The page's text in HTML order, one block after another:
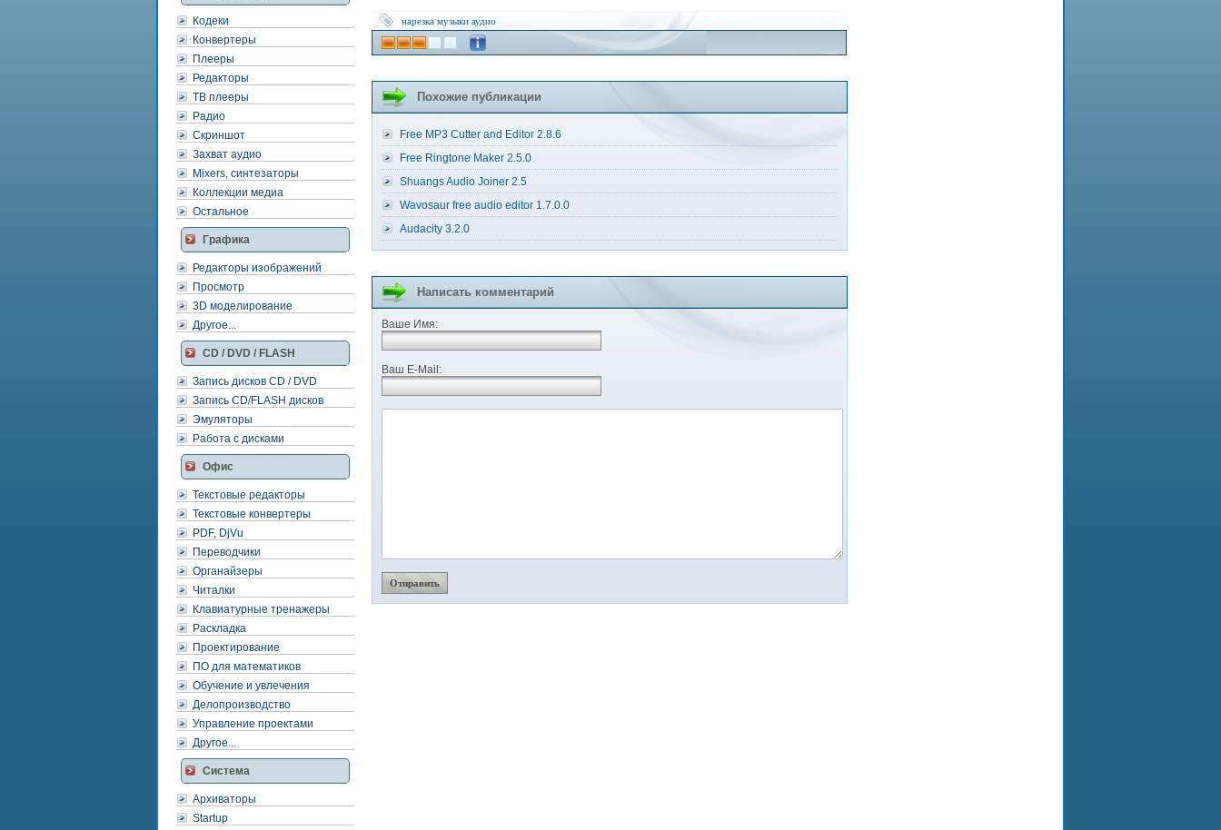
Кодеки
Конвертеры
Плееры
Редакторы
ТВ плееры
Радио
Скриншот
Захват аудио
Mixers, синтезаторы
Коллекции медиа
Остальное
Графика
Редакторы изображений
Просмотр
3D моделирование
Другое...
CD / DVD / FLASH
Запись дисков CD / DVD
Запись CD/FLASH дисков
Эмуляторы
Работа с дисками
Офис
Текстовые редакторы
Текстовые конвертеры
PDF, DjVu
Переводчики
Органайзеры
Читалки
Клавиатурные тренажеры
Раскладка
Проектирование
ПО для математиков
Обучение и увлечения
Делопроизводство
Управление проектами
Другое...
Система
Архиваторы
Startup
нарезка музыки аудио
Похожие публикации
Free MP3 Cutter and Editor 2.8.6
Free Ringtone Maker 2.5.0
Shuangs Audio Joiner 2.5
Wavosaur free audio editor 1.7.0.0
Audacity 3.2.0
Написать комментарий
Ваше Имя:
Ваш E-Mail: